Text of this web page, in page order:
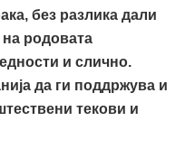
без разлика дали
родовата
и слично.
да ги поддржува и
текови и